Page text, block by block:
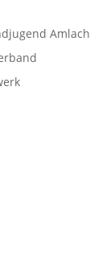
Amlach